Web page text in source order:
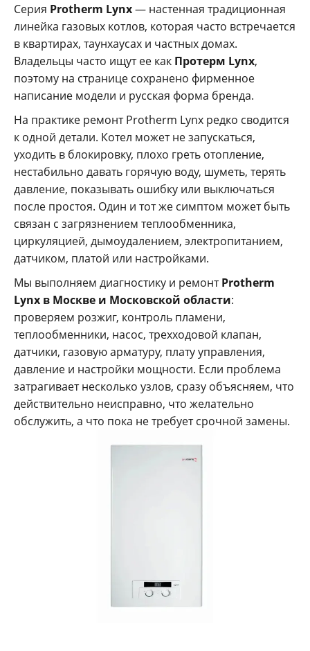
Серия Protherm Lynx— настенная традиционная
линейка газовых котлов, которая часто встречается
в квартирах, таунхаусах и частных домах.
Владельцы часто ищут ее как Протерм Lynx,
поэтому на странице сохранено фирменное
написание модели и русская форма бренда.
На практике ремонт Protherm Lynx редко сводится
к одной детали. Котел может не запускаться,
уходить в блокировку, плохо греть отопление,
нестабильно давать горячую воду, шуметь, терять
давление, показывать ошибку или выключаться
после простоя. Один и тот же симптом может быть
связан с загрязнением теплообменника,
циркуляцией, дымоудалением, электропитанием,
датчиком, платой или настройками.
Мы выполняем диагностику и ремонтProtherm
Lynx в Москве и Московской области:
проверяем розжиг, контроль пламени,
теплообменники, насос, трехходовой клапан,
датчики, газовую арматуру, плату управления,
давление и настройки мощности. Если проблема
затрагивает несколько узлов, сразу объясняем, что
действительно неисправно, что желательно
обслужить, а что пока не требует срочной замены.